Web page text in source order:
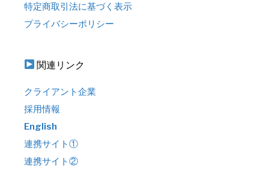
特定商取引法に基づく表示
プライバシーポリシー
関連リンク
クライアント企業
採用情報
English
連携サイト①
連携サイト②